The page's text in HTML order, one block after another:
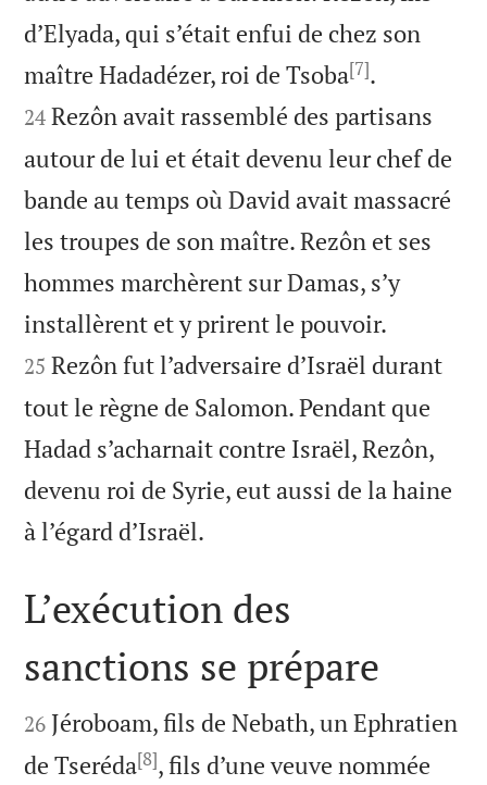
d’Elyada, qui s’était enfui de chez son
maître Hadadézer, roi de Tsoba[7].
24 Rezôn avait rassemblé des partisans
autour de lui et était devenu leur chef de
bande au temps où David avait massacré
les troupes de son maître. Rezôn et ses
hommes marchèrent sur Damas, s’y
installèrent et y prirent le pouvoir.
25 Rezôn fut l’adversaire d’Israël durant
tout le règne de Salomon. Pendant que
Hadad s’acharnait contre Israël, Rezôn,
devenu roi de Syrie, eut aussi de la haine
à l’égard d’Israël.

L’exécution des
sanctions se prépare

26 Jéroboam, fils de Nebath, un Ephratien
de Tseréda[8], fils d’une veuve nommée